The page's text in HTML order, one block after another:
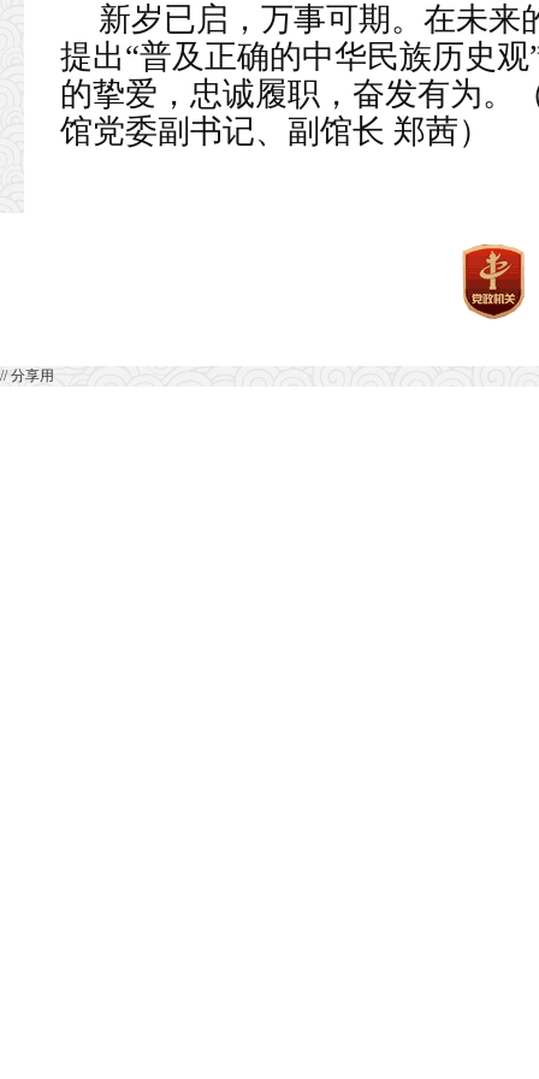
新岁已启，万事可期。在未来
提出“普及正确的中华民族历史
的挚爱，忠诚履职，奋发有为。
馆党委副书记、副馆长 郑茜）
// 分享用